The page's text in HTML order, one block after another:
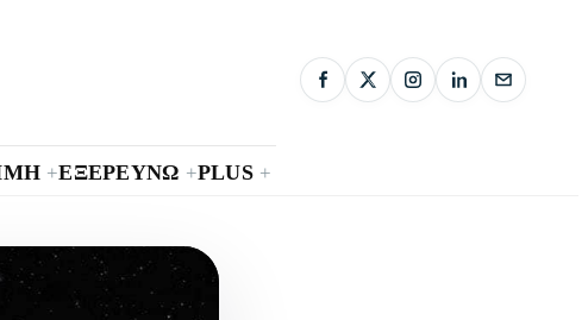
+ΕΞΕΡΕΥΝΩ +PLUS +